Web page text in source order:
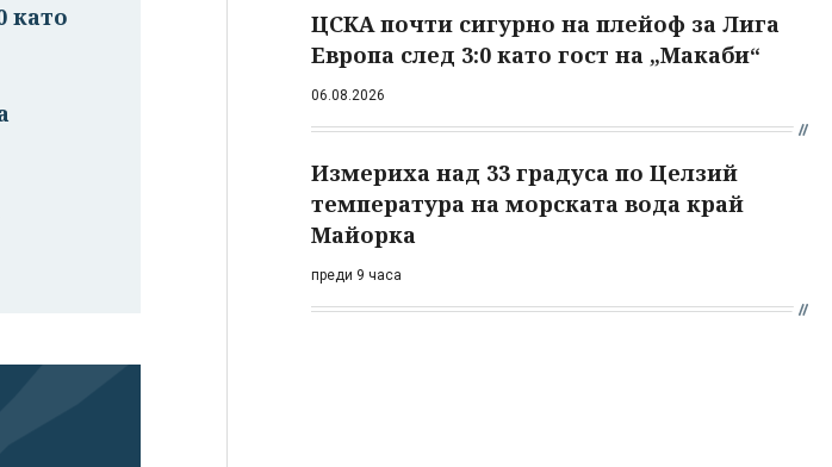
като
ЦСКА почти сигурно на плейоф за Лига
Европа след 3:0 като гост на „Макаби“
06.08.2026
Измериха над 33 градуса по Целзий
температура на морската вода край
Майорка
преди 9 часа